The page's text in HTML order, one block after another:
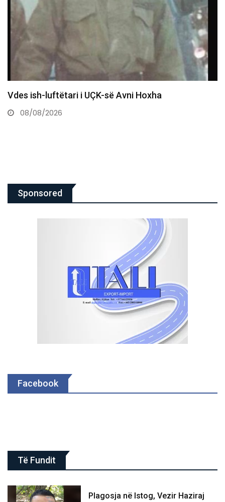
Vdes ish-luftëtari i UÇK-së Avni Hoxha
08/08/2026
Sponsored
Facebook
Të Fundit
Plagosja në Istog, Vezir Haziraj